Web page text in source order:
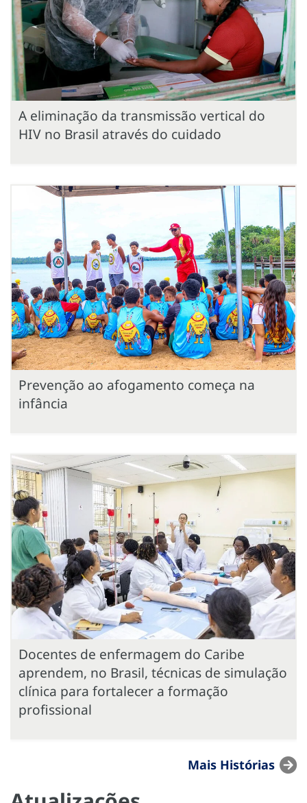
A eliminação da transmissão vertical do
HIV no Brasil através do cuidado
Prevenção ao afogamento começa na
infância
Docentes de enfermagem do Caribe
aprendem, no Brasil, técnicas de simulação
clínica para fortalecer a formação
profissional
Mais Histórias